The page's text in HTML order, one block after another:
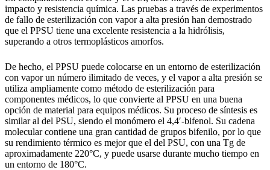
impacto y resistencia química. Las pruebas a través de experimentos
de fallo de esterilización con vapor a alta presión han demostrado
que el PPSU tiene una excelente resistencia a la hidrólisis,
superando a otros termoplásticos amorfos.
De hecho, el PPSU puede colocarse en un entorno de esterilización
con vapor un número ilimitado de veces, y el vapor a alta presión se
utiliza ampliamente como método de esterilización para
componentes médicos, lo que convierte al PPSU en una buena
opción de material para equipos médicos. Su proceso de síntesis es
similar al del PSU, siendo el monómero el 4,4′-bifenol. Su cadena
molecular contiene una gran cantidad de grupos bifenilo, por lo que
su rendimiento térmico es mejor que el del PSU, con una Tg de
aproximadamente 220°C, y puede usarse durante mucho tiempo en
un entorno de 180°C.